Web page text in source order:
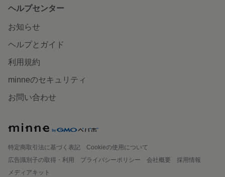
ヘルプセンター
お知らせ
ヘルプとガイド
利用規約
minneのセキュリティ
お問い合わせ
特定商取引法に基づく表記
Cookieの使用について
広告識別子の取得・利用
プライバシーポリシー 会社概要
採用情報
メディアキット